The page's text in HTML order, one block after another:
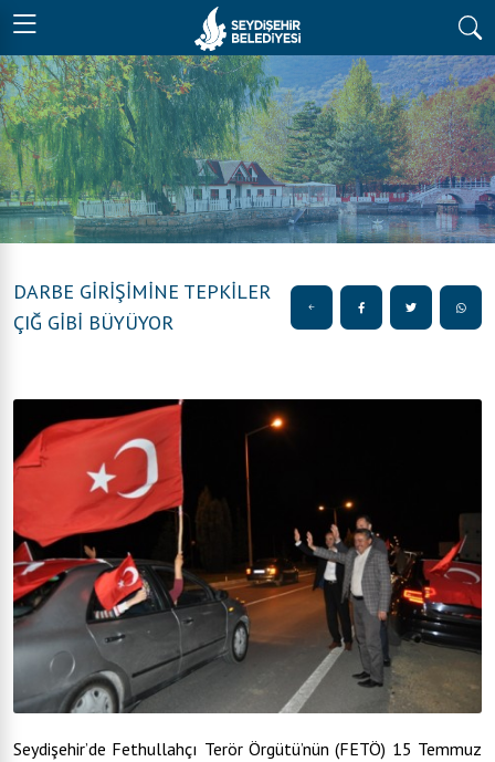
DARBE GİRİŞİMİNE TEPKİLER
ÇIĞ GİBİ BÜYÜYOR
Seydişehir’de Fethullahçı Terör Örgütü’nün (FETÖ) 15 Temmuz